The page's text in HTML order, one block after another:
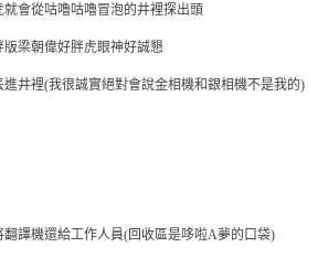
會從咕嚕咕嚕冒泡的井裡探出頭
梁朝偉好胖虎眼神好誠懇
井裡(我很誠實絕對會說金相機和銀相機不是我的)
譯機還給工作人員(回收區是哆啦A夢的口袋)